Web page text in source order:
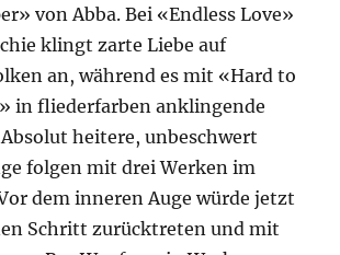
von Abba. Bei «Endless Love»
klingt zarte Liebe auf
an, während es mit «Hard to
in fliederfarben anklingende
heitere, unbeschwert
folgen mit drei Werken im
dem inneren Auge würde jetzt
Schritt zurücktreten und mit